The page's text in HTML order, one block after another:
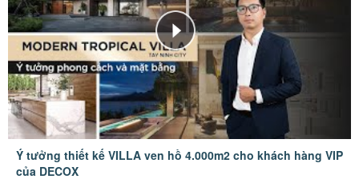
Ý tưởng thiết kế VILLA ven hồ 4.000m2 cho khách hàng VIP
của DECOX